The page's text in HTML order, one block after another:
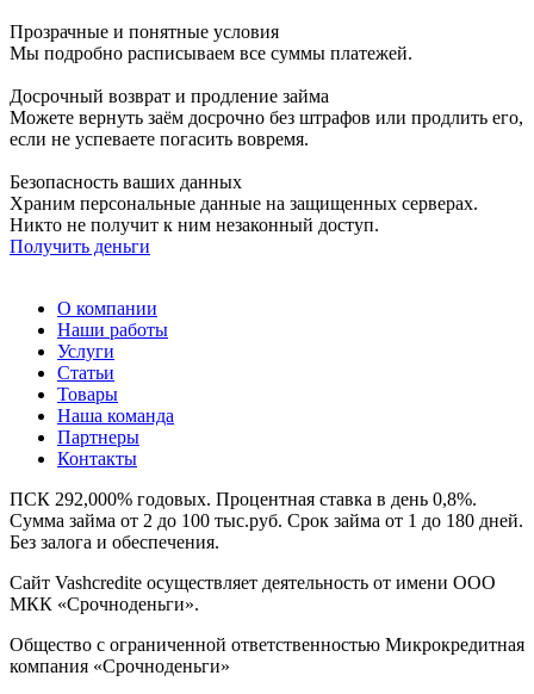
Прозрачные и понятные условия
Мы подробно расписываем все суммы платежей.
Досрочный возврат и продление займа
Можете вернуть заём досрочно без штрафов или продлить его,
если не успеваете погасить вовремя.
Безопасность ваших данных
Храним персональные данные на защищенных серверах.
Никто не получит к ним незаконный доступ.
Получить деньги
О компании
Наши работы
Услуги
Статьи
Товары
Наша команда
Партнеры
Контакты
ПСК 292,000% годовых. Процентная ставка в день 0,8%.
Сумма займа от 2 до 100 тыс.руб. Срок займа от 1 до 180 дней.
Без залога и обеспечения.
Сайт Vashcredite осуществляет деятельность от имени ООО
МКК «Срочноденьги».
Общество с ограниченной ответственностью Микрокредитная
компания «Срочноденьги»